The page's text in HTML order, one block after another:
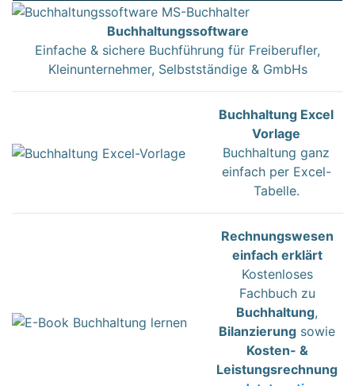
Buchhaltungssoftware
Einfache & sichere Buchführung für Freiberufler,
Kleinunternehmer, Selbstständige & GmbHs
Buchhaltung Excel
Vorlage
Buchhaltung ganz
einfach per Excel-
Tabelle.
Rechnungswesen
einfach erklärt
Kostenloses
Fachbuch zu
Buchhaltung,
Bilanzierung sowie
Kosten- &
Leistungsrechnung